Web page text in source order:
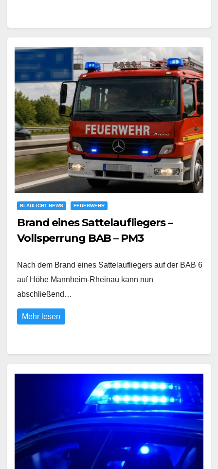
BLAULICHT NEWS FEUERWEHR
Brand eines Sattelaufliegers –
Vollsperrung BAB – PM3
Nach dem Brand eines Sattelaufliegers auf der BAB 6
auf Höhe Mannheim-Rheinau kann nun
abschließend…
Mehr lesen